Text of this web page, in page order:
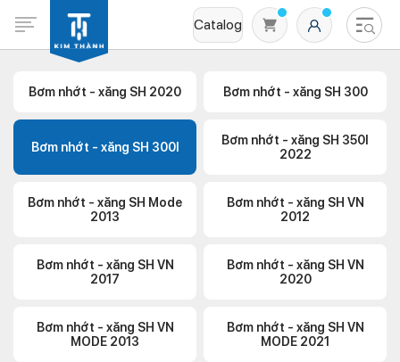
Catalog
Bơm nhớt - xăng SH 2020 Bơm nhớt - xăng SH 300
Bơm nhớt - xăng SH 300I
Bơm nhớt - xăng SH 350I
2022
Bơm nhớt - xăng SH Mode
2013
Bơm nhớt - xăng SH VN
2012
Bơm nhớt - xăng SH VN
2017
Bơm nhớt - xăng SH VN
2020
Bơm nhớt - xăng SH VN
MODE 2013
Bơm nhớt - xăng SH VN
MODE 2021